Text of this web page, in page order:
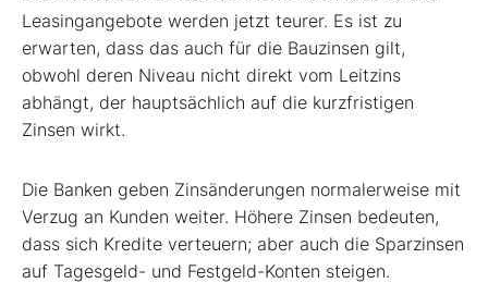
Leasingangebote werden jetzt teurer. Es ist zu
erwarten, dass das auch für die Bauzinsen gilt,
obwohl deren Niveau nicht direkt vom Leitzins
abhängt, der hauptsächlich auf die kurzfristigen
Zinsen wirkt.
Die Banken geben Zinsänderungen normalerweise mit
Verzug an Kunden weiter. Höhere Zinsen bedeuten,
dass sich Kredite verteuern; aber auch die Sparzinsen
auf Tagesgeld- und Festgeld-Konten steigen.